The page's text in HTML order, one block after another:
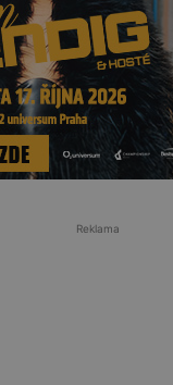
Reklama